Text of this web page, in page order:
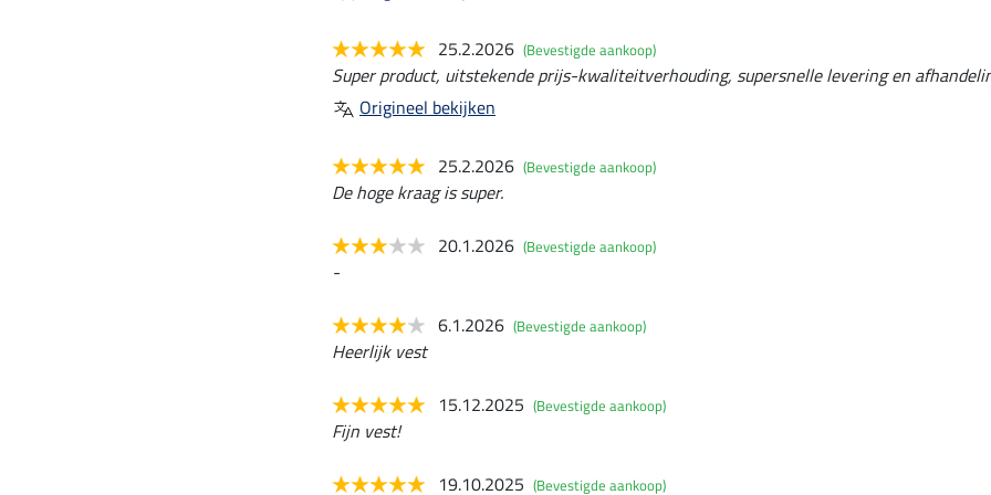
25.2.2026 (Bevestigde aankoop)
Super product, uitstekende prijs-kwaliteitverhouding, supersnelle levering en
Origineel bekijken
25.2.2026 (Bevestigde aankoop)
De hoge kraag is super.
20.1.2026 (Bevestigde aankoop)
-
6.1.2026 (Bevestigde aankoop)
Heerlijk vest
15.12.2025 (Bevestigde aankoop)
Fijn vest!
19.10.2025 (Bevestigde aankoop)